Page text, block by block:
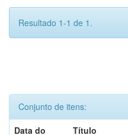
Resultado 1-1 de 1.
Conjunto de itens:
Data do
Título